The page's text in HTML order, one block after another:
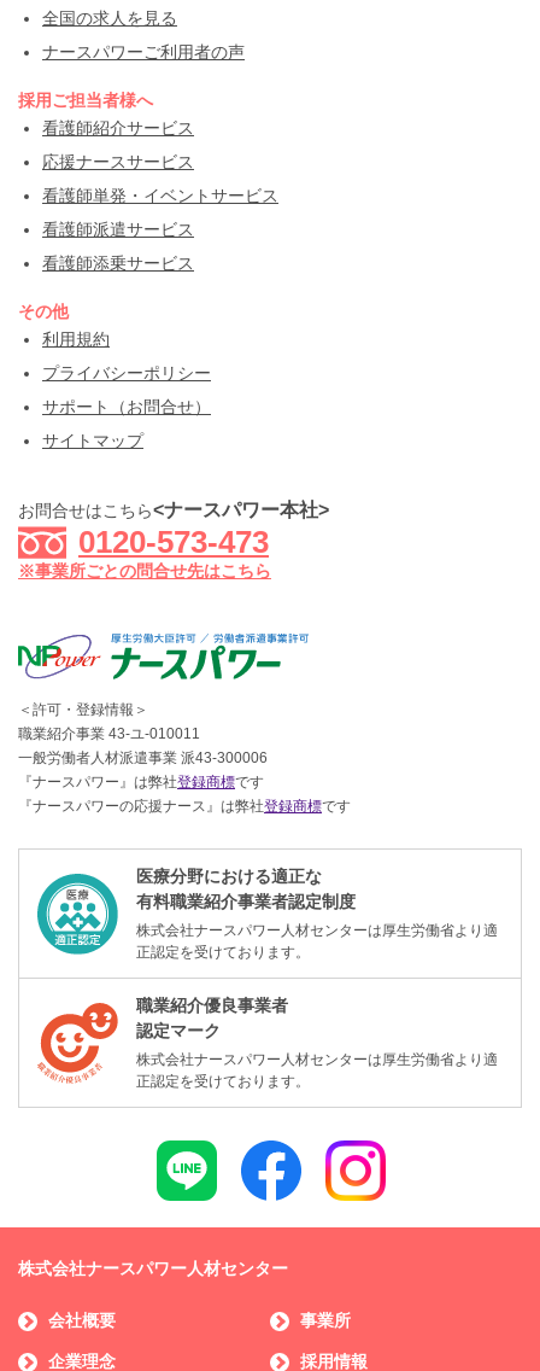
全国の求人を見る
ナースパワーご利用者の声
採用ご担当者様へ
看護師紹介サービス
応援ナースサービス
看護師単発・イベントサービス
看護師派遣サービス
看護師添乗サービス
その他
利用規約
プライバシーポリシー
サポート（お問合せ）
サイトマップ
お問合せはこちら<ナースパワー本社>
0120-573-473
※事業所ごとの問合せ先はこちら
＜許可・登録情報＞
職業紹介事業 43-ユ-010011
一般労働者人材派遣事業 派43-300006
『ナースパワー』は弊社登録商標です
『ナースパワーの応援ナース』は弊社登録商標です
医療分野における適正な
有料職業紹介事業者認定制度
株式会社ナースパワー人材センターは厚生労働省より適
正認定を受けております。
職業紹介優良事業者
認定マーク
株式会社ナースパワー人材センターは厚生労働省より適
正認定を受けております。
株式会社ナースパワー人材センター
会社概要 事業所
企業理念 採用情報